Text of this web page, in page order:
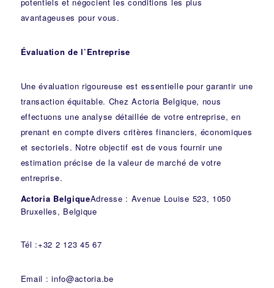
avantageuses pour vous.
Évaluation de l’Entreprise
Une évaluation rigoureuse est essentielle pour garantir une
transaction équitable. Chez Actoria Belgique, nous
effectuons une analyse détaillée de votre entreprise, en
prenant en compte divers critères financiers, économiques
et sectoriels. Notre objectif est de vous fournir une
estimation précise de la valeur de marché de votre
entreprise.
Actoria BelgiqueAdresse : Avenue Louise 523, 1050
Bruxelles, Belgique
Tél :+32 2 123 45 67
Email : info@actoria.be